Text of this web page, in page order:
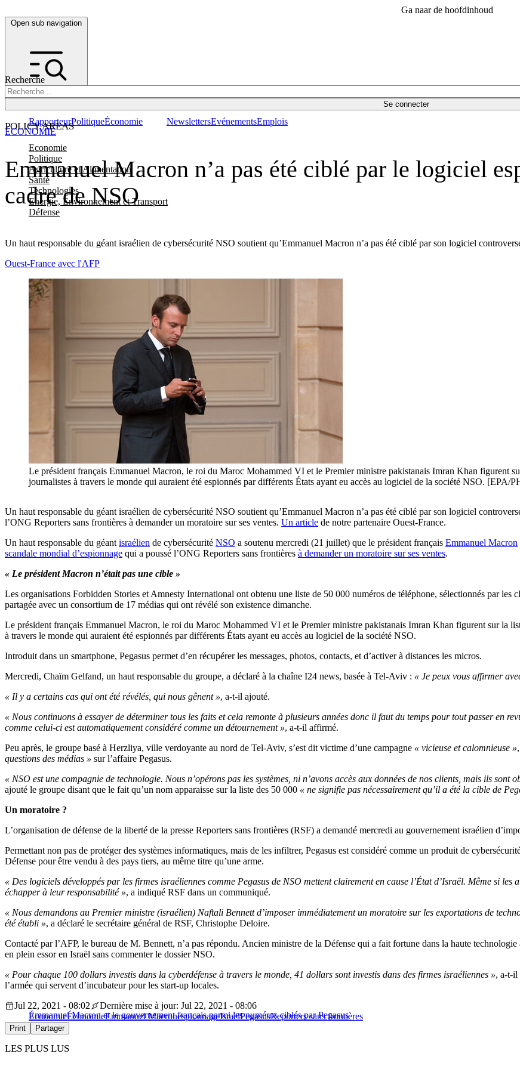
Ga naar de hoofdinhoud
Open sub navigation
Recherche
Se connecter
POLICY AREAS
Economie
Politique
Agriculture et Alimentation
Santé
Technologies
Energie, Environnement et Transport
Défense
RapporteurPolitiqueÉconomie NewslettersEvénementsEmplois
Emmanuel Macron n’a pas été ciblé par le logiciel
cadre de NSO
Un haut responsable du géant israélien de cybersécurité NSO soutient qu’Emmanuel Macron n’a pas été ciblé par son logiciel
ÉCONOMIE
Ouest-France avec l'AFP
Le président français Emmanuel Macron, le roi du Maroc Mohammed VI et le Premier ministre pakistanais Imran Khan figurent
journalistes à travers le monde qui auraient été espionnés par différents États ayant eu accès au logiciel de la société NSO.
Un haut responsable du géant israélien de cybersécurité NSO soutient qu’Emmanuel Macron n’a pas été ciblé par son logiciel
l’ONG Reporters sans frontières à demander un moratoire sur ses ventes. Un article de notre partenaire Ouest-France.
Un haut responsable du géant israélien de cybersécurité NSO a soutenu mercredi (21 juillet) que le président français Emmanuel Macron
scandale mondial d’espionnage qui a poussé l’ONG Reporters sans frontières à demander un moratoire sur ses ventes.
« Le président Macron n’était pas une cible »
Les organisations Forbidden Stories et Amnesty International ont obtenu une liste de 50 000 numéros de téléphone, sélectionnés par
partagée avec un consortium de 17 médias qui ont révélé son existence dimanche.
Le président français Emmanuel Macron, le roi du Maroc Mohammed VI et le Premier ministre pakistanais Imran Khan figurent sur la
à travers le monde qui auraient été espionnés par différents États ayant eu accès au logiciel de la société NSO.
Introduit dans un smartphone, Pegasus permet d’en récupérer les messages, photos, contacts, et d’activer à distances les micros.
Mercredi, Chaïm Gelfand, un haut responsable du groupe, a déclaré à la chaîne I24 news, basée à Tel-Aviv : « Je peux vous affirmer
« Il y a certains cas qui ont été révélés, qui nous gênent », a-t-il ajouté.
« Nous continuons à essayer de déterminer tous les faits et cela remonte à plusieurs années donc il faut du temps pour tout passer en
comme celui-ci est automatiquement considéré comme un détournement », a-t-il affirmé.
Peu après, le groupe basé à Herzliya, ville verdoyante au nord de Tel-Aviv, s’est dit victime d’une campagne « vicieuse et calomnieuse »
questions des médias » sur l’affaire Pegasus.
« NSO est une compagnie de technologie. Nous n’opérons pas les systèmes, ni n’avons accès aux données de nos clients, mais ils sont
ajouté le groupe disant que le fait qu’un nom apparaisse sur la liste des 50 000 « ne signifie pas nécessairement qu’il a été la cible de
Un moratoire ?
L’organisation de défense de la liberté de la presse Reporters sans frontières (RSF) a demandé mercredi au gouvernement israélien
Permettant non pas de protéger des systèmes informatiques, mais de les infiltrer, Pegasus est considéré comme un produit de
Défense pour être vendu à des pays tiers, au même titre qu’une arme.
« Des logiciels développés par les firmes israéliennes comme Pegasus de NSO mettent clairement en cause l’État d’Israël. Même si
échapper à leur responsabilité », a indiqué RSF dans un communiqué.
« Nous demandons au Premier ministre (israélien) Naftali Bennett d’imposer immédiatement un moratoire sur les exportations de
été établi », a déclaré le secrétaire général de RSF, Christophe Deloire.
Contacté par l’AFP, le bureau de M. Bennett, n’a pas répondu. Ancien ministre de la Défense qui a fait fortune dans la haute
en plein essor en Israël sans commenter le dossier NSO.
« Pour chaque 100 dollars investis dans la cyberdéfense à travers le monde, 41 dollars sont investis dans des firmes israéliennes », a-t-il
l’armée qui servent d’incubateur pour les start-up locales.
Emmanuel Macron et le gouvernement français parmi les numéros ciblés par Pegasus
Jul 22, 2021 - 08:02
Dernière mise à jour: Jul 22, 2021 - 08:06
ÉconomieÉconomieEmmanuel MacronespionnageIsraëlPegasusReporters sans frontières
Print Partager
LES PLUS LUS